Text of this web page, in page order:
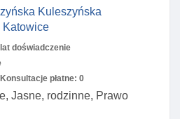
Kuleszyńska
Katowice
doświadczenie
Konsultacje płatne: 0
Jasne, rodzinne, Prawo